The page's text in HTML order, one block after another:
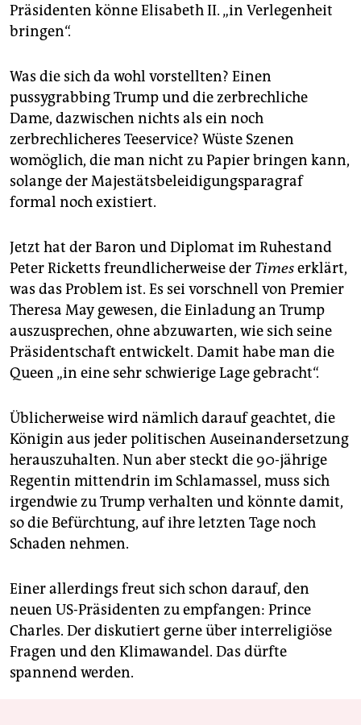
Präsidenten könne Elisabeth II. „in Verlegenheit
bringen“.
Was die sich da wohl vorstellten? Einen
pussygrabbing Trump und die zerbrechliche
Dame, dazwischen nichts als ein noch
zerbrechlicheres Teeservice? Wüste Szenen
womöglich, die man nicht zu Papier bringen kann,
solange der Majestätsbeleidigungsparagraf
formal noch existiert.
Jetzt hat der Baron und Diplomat im Ruhestand
Peter Ricketts freundlicherweise der Timeserklärt,
was das Problem ist. Es sei vorschnell von Premier
Theresa May gewesen, die Einladung an Trump
auszusprechen, ohne abzuwarten, wie sich seine
Präsidentschaft entwickelt. Damit habe man die
Queen „in eine sehr schwierige Lage gebracht“.
Üblicherweise wird nämlich darauf geachtet, die
Königin aus jeder politischen Auseinandersetzung
herauszuhalten. Nun aber steckt die 90-jährige
Regentin mittendrin im Schlamassel, muss sich
irgendwie zu Trump verhalten und könnte damit,
so die Befürchtung, auf ihre letzten Tage noch
Schaden nehmen.
Einer allerdings freut sich schon darauf, den
neuen US-Präsidenten zu empfangen: Prince
Charles. Der diskutiert gerne über interreligiöse
Fragen und den Klimawandel. Das dürfte
spannend werden.